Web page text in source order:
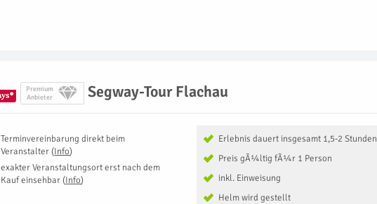
Premium
Anbieter
Segway-Tour Flachau
Erlebnis dauert insgesamt 1,5-2 Stunden
Preis gÃ¼ltig fÃ¼r 1 Person
inkl. Einweisung
Helm wird gestellt
Terminvereinbarung direkt beim
Veranstalter (Info)
exakter Veranstaltungsort erst nach dem
Kauf einsehbar (Info)